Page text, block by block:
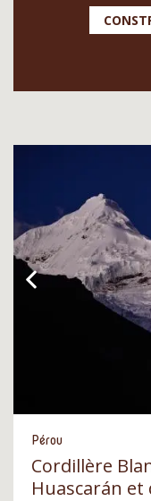
Pérou
Cordillère
Huascarán et